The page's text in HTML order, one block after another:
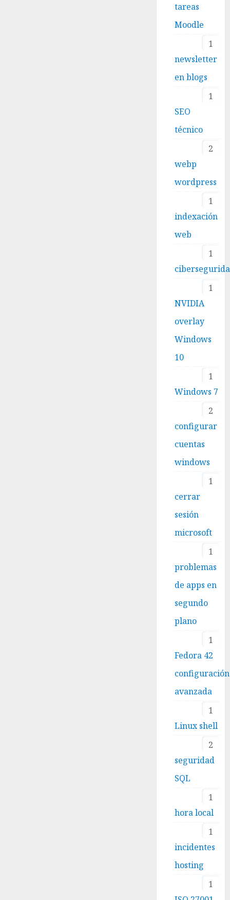
tareas
Moodle
1
newsletter
en blogs
1
SEO
técnico
2
webp
wordpress
1
indexación
web
1
1
NVIDIA
overlay
Windows
10
1
Windows 7
2
configurar
cuentas
windows
1
cerrar
sesión
microsoft
1
problemas
de apps en
segundo
plano
1
Fedora 42
configuración
avanzada
1
Linux shell
2
seguridad
SQL
1
hora local
1
incidentes
hosting
1